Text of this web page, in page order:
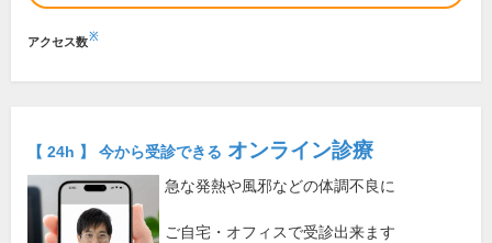
アクセス数※
【 24h 】 今から受診できる オンライン診療
急な発熱や風邪などの体調不良に
ご自宅・オフィスで受診出来ます